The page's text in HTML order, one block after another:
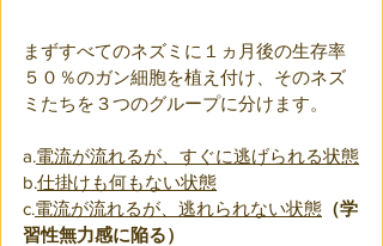
まずすべてのネズミに１ヵ月後の生存率
５０％のガン細胞を植え付け、そのネズ
ミたちを３つのグループに分けます。
a.電流が流れるが、すぐに逃げられる状態
b.仕掛けも何もない状態
c.電流が流れるが、逃れられない状態 （学
習性無力感に陥る）